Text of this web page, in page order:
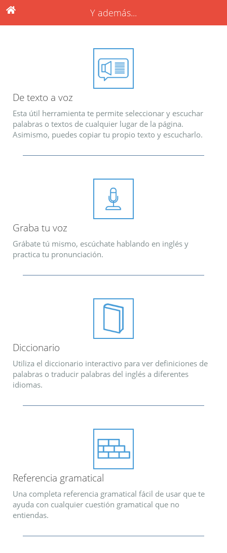
Y además...
De texto a voz
Esta útil herramienta te permite seleccionar y escuchar
palabras o textos de cualquier lugar de la página.
Asimismo, puedes copiar tu propio texto y escucharlo.
Graba tu voz
Grábate tú mismo, escúchate hablando en inglés y
practica tu pronunciación.
Diccionario
Utiliza el diccionario interactivo para ver definiciones de
palabras o traducir palabras del inglés a diferentes
idiomas.
Referencia gramatical
Una completa referencia gramatical fácil de usar que te
ayuda con cualquier cuestión gramatical que no
entiendas.